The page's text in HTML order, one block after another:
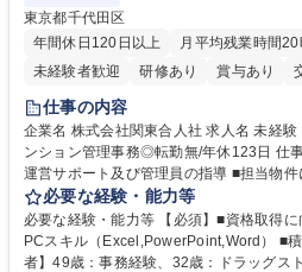
東京都千代田区
年間休日120日以上
月平均残業時間20
未経験者歓迎
研修あり 賞与あり
仕事の内容
企業名 株式会社関東合人社 求人名 未経験・ベテラン歓迎【お茶の水】マ
ンション管理事務◎転勤無/年休123日 仕事の内容 ■マンション管理組合の
運営サポート及び管理員の指導 ■担当物
事務所内での事務業務等 ★異業界からの
【年収補足】532万円 ＋別途インセンテ
実績） ＋管理業務主任者資格手当50,000
人社計画研究所社のグループ会社として
必要な経験・能力等
必要な経験・能力等 【必須】■資格取得に
PCスキル（Excel,PowerPoint,Word） ■積極的に行動できる方 【入社
者】49歳：事務経験、32歳：ドラッグストア勤務、 58